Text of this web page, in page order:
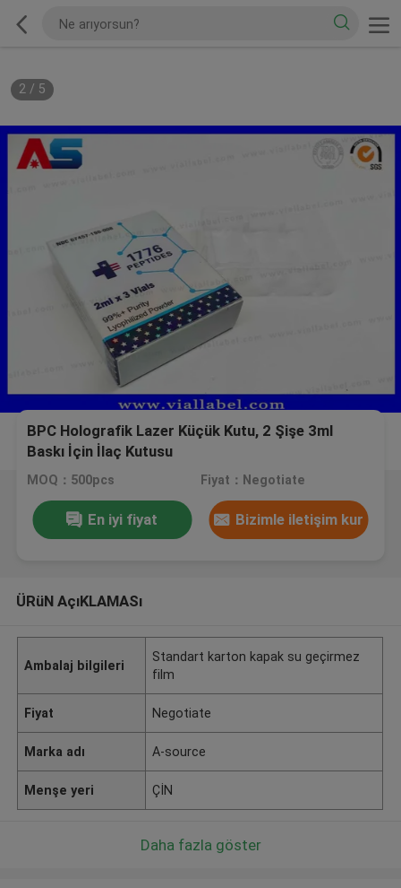
2/ 5
BPC Holografik Lazer Küçük Kutu, 2 Şişe 3ml
Baskı İçin İlaç Kutusu
MOQ：500pcs Fiyat：Negotiate
En iyi fiyat Bizimle iletişim kur
ÜRüN AçıKLAMASı
Ambalaj bilgileri
Standart karton kapak su geçirmez
film
Fiyat Negotiate
Marka adı A-source
Menşe yeri ÇİN
Daha fazla göster